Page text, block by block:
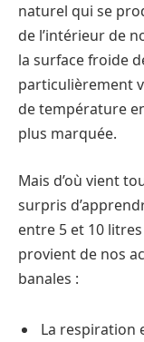
naturel qui se
de l’intérieur de
la surface froide
particulièrement
de température
plus marquée.
Mais d’où vient
surpris
entre 5 et 10
provient de nos
banales :
La respiration